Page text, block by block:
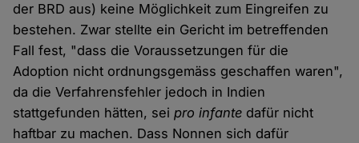
der BRD aus) keine Möglichkeit zum Eingreifen zu
bestehen. Zwar stellte ein Gericht im betreffenden
Fall fest, "dass die Voraussetzungen für die
Adoption nicht ordnungsgemäss geschaffen waren",
da die Verfahrensfehler jedoch in Indien
stattgefunden hätten, seipro infante dafür nicht
haftbar zu machen. Dass Nonnen sich dafür